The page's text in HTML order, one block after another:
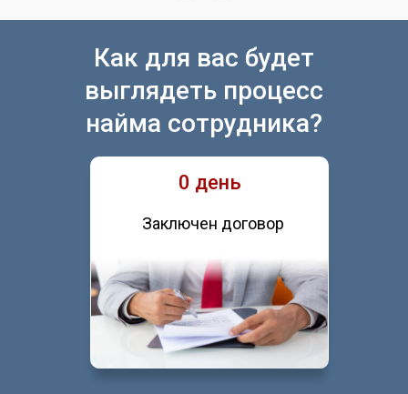
Как для вас будет
выглядеть процесс
найма сотрудника?
0 день
Заключен договор